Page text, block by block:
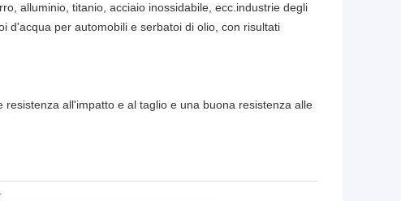
alluminio, titanio, acciaio inossidabile, ecc.industrie degli
d'acqua per automobili e serbatoi di olio, con risultati
all'impatto e al taglio e una buona resistenza alle